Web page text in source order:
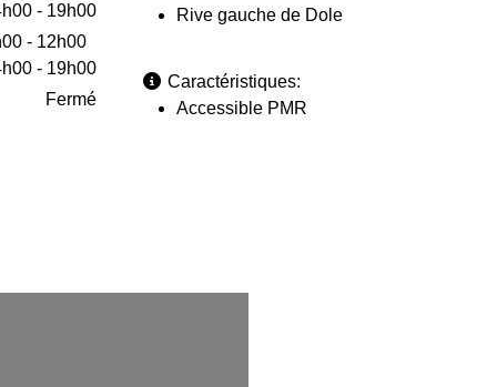
- 19h00
- 12h00
- 19h00
Fermé
Rive gauche de Dole
Caractéristiques:
Accessible PMR